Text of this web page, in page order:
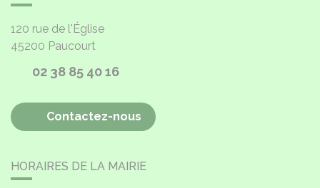
120 rue de l'Église
45200 Paucourt
02 38 85 40 16
Contactez-nous
HORAIRES DE LA MAIRIE